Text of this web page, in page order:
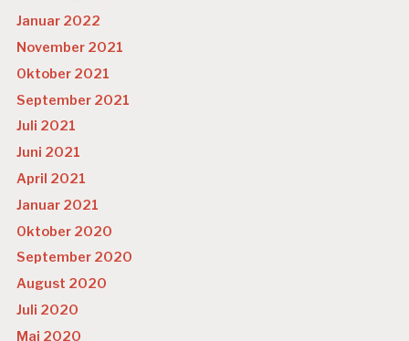
Januar 2022
November 2021
Oktober 2021
September 2021
Juli 2021
Juni 2021
April 2021
Januar 2021
Oktober 2020
September 2020
August 2020
Juli 2020
Mai 2020